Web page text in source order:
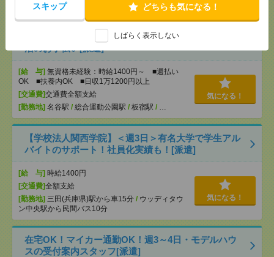
スキップ どちらも気になる！
しばらく表示しない
[勤務地]計算科学センター駅
説明会参加で全員に【現金2千円相当プレゼント】生
活のお手伝い[派遣]
[給 与] 無資格未経験：時給1400円～ ■週払い
OK ■扶養内OK ■日収1万1200円以上
[交通費]交通費全額支給
[勤務地] 名谷駅 / 総合運動公園駅 / 板宿駅 / …
気になる！
【学校法人関西学院】＜週3日＞有名大学で学生アル
バイトのサポート！社員化実績も！[派遣]
[給 与] 時給1400円
[交通費]全額支給
[勤務地] 三田(兵庫県)駅から車15分 / ウッディタウ
ン中央駅から民間バス10分
気になる！
在宅OK！マイカー通勤OK！週3～4日・モデルハウ
スの受付案内スタッフ[派遣]